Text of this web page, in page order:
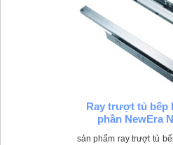
Ray trượt tủ bếp
phần NewEra
sản phẩm ray trượt tủ